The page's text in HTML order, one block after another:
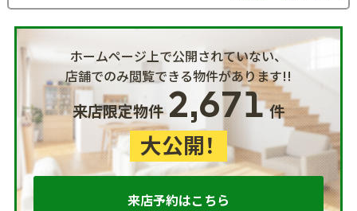
ホームページ上で公開されていない、
店舗でのみ閲覧できる物件があります!!
来店限定物件2,671件
大公開！
来店予約はこちら